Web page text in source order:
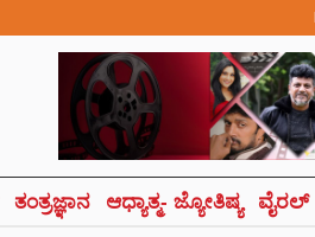
ತಂತ್ರಜ್ಞಾನ ಆಧ್ಯಾತ್ಮ- ಜ್ಯೋತಿಷ್ಯ ವೈರಲ್